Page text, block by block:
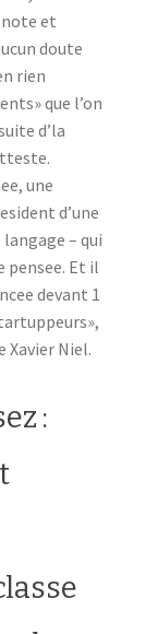
note et
doute
rien
que l’on
d’la
une
d’une
– qui
pensee. Et il
devant 1
Xavier Niel.
: